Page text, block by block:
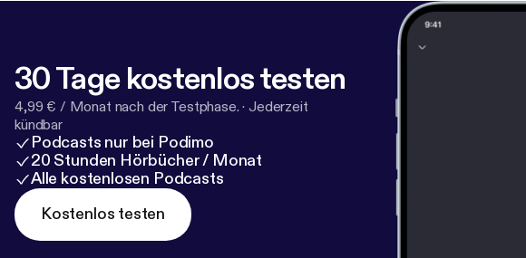
30 Tage kostenlos testen
4,99 € / Monat nach der Testphase. · Jederzeit
kündbar
Podcasts nur bei Podimo
20 Stunden Hörbücher / Monat
Alle kostenlosen Podcasts
Kostenlos testen